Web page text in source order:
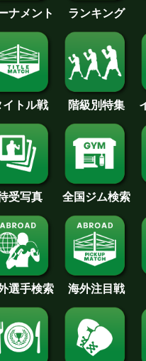
ナメント ランキング
イトル戦 階級別特集
受写真 全国ジム検索
選手検索 海外注目戦